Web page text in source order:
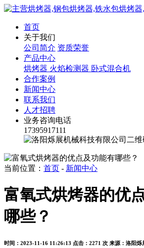
首页
关于我们
公司简介 资质荣誉
产品中心
烘烤器 火焰检测器 卧式混合机
合作案例
新闻中心
联系我们
人才招聘
业务咨询电话
17395917111
当前位置： 首页 - 新闻中心
富氧式烘烤器的优
哪些？
时间：2023-11-16 11:26:13 点击：2271 次 来源：洛阳烁